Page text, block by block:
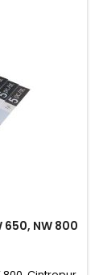
650, NW 800